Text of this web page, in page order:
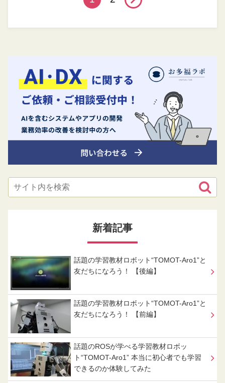
新着記事
話題の学習教材ロボット“TOMOT-Aro1”と
友だちになろう！ 【後編】
話題の学習教材ロボット“TOMOT-Aro1”と
友だちになろう！ 【前編】
話題のROSが学べる学習教材ロボッ
ト“TOMOT-Aro1” 本当に初心者でも学習
できるのか体験してみた